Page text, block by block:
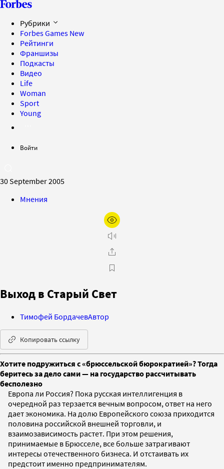
Рубрики
Forbes Games New
Рейтинги
Франшизы
Подкасты
Видео
Life
Woman
Sport
Young
Войти
30 September 2005
Мнения
Выход в Старый Свет
Тимофей БордачевАвтор
Копировать ссылку
Хотите подружиться с «брюссельской бюрократией»? Тогда
беритесь за дело сами — на государство рассчитывать
бесполезно
Европа ли Россия? Пока русская интеллигенция в
очередной раз терзается вечным вопросом, ответ на него
дает экономика. На долю Европейского союза приходится
половина российской внешней торговли, и
взаимозависимость растет. При этом решения,
принимаемые в Брюсселе, все больше затрагивают
интересы отечественного бизнеса. И отстаивать их
предстоит именно предпринимателям.